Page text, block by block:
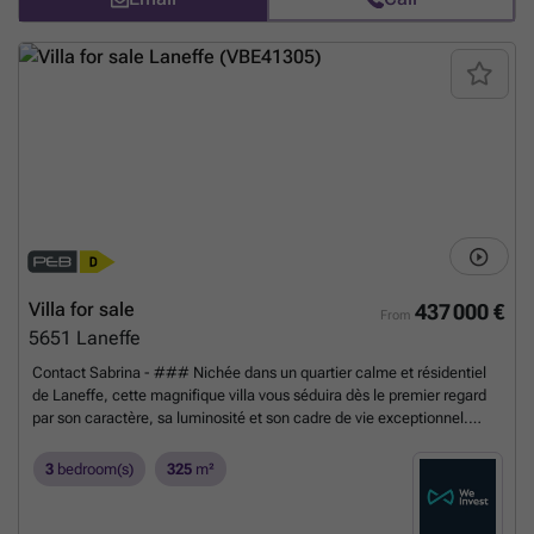
From 437 000 €
Villa for sale
5651 Laneffe
Contact Sabrina - ### Nichée dans un quartier calme et résidentiel
de Laneffe, cette magnifique villa vous séduira dès le premier regard
par son caractère, sa luminosité et son cadre de vie exceptionnel.
de plain-pied qu'une utilisation en duplex, s'adaptant ainsi à toutes les
configurations familiales. Au rez-de-chaussée, un beau hall d'entrée
vous accueille et ouvre sur un spacieux séjour baigné de lumière,
3 bedroom(s) 325 m²